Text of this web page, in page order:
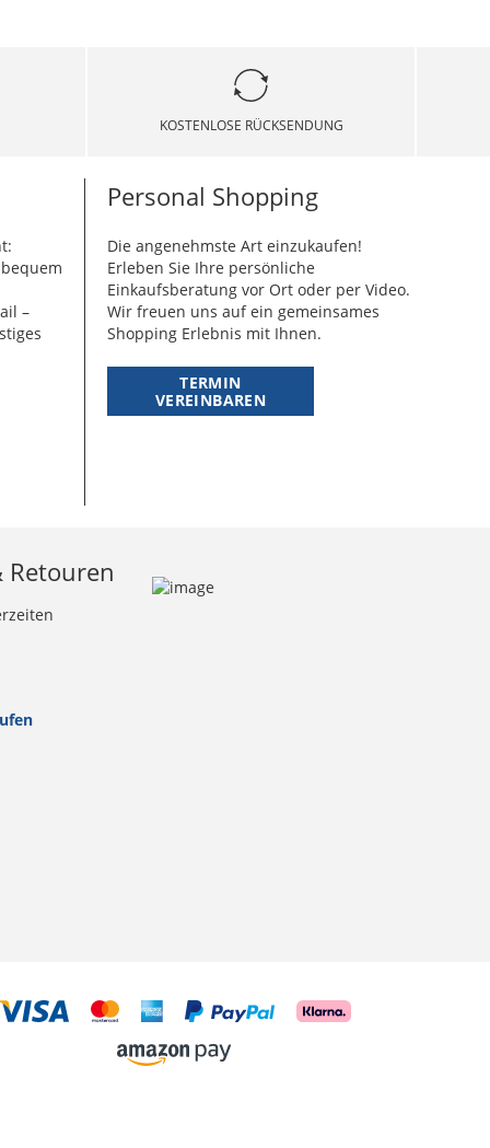
KOSTENLOSE RÜCKSENDUNG
–
Personal Shopping
Die angenehmste Art einzukaufen!
Erleben Sie Ihre persönliche
Einkaufsberatung vor Ort oder per Video.
Wir freuen uns auf ein gemeinsames
Shopping Erlebnis mit Ihnen.
TERMIN
VEREINBAREN
Retouren